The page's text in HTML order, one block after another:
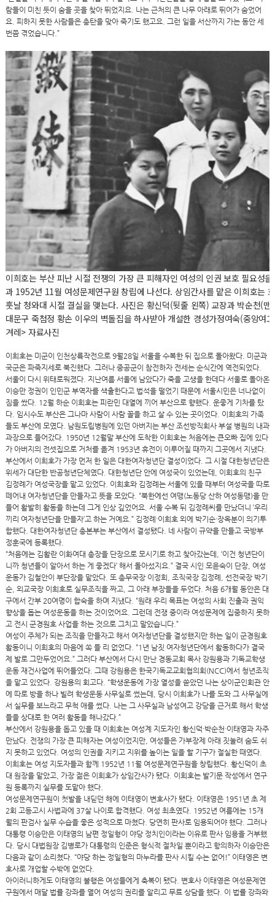
람들이 미친 듯이 숨을 곳을 찾아 뛰었지요. 나는 근처의 큰 나무 아래로 뛰어가 숨었어
요. 피하지 못한 사람들은 총탄을 맞아 죽기도 했고요. 그런 일을 서산까지 가는 동안 세
번쯤 겪었습니다.”
이희호는 부산 피난 시절 전쟁의 가장 큰 피해자인 여성의 인권 보호 필요성을
과 1952년 11월 여성문제연구원 창립에 나선다. 상임간사를 맡은 이희호는
훗날 청와대 시절 결실을 맺는다. 사진은 황신덕(뒷줄 왼쪽) 교장과 박순천(
대문구 죽첨정 황손 이우의 벽돌집을 하사받아 개설한 경성가정여숙(중앙여
겨레> 자료사진
이희호는 미군이 인천상륙작전으로 9월28일 서울을 수복한 뒤 집으로 돌아왔다. 미군과
국군은 파죽지세로 북진했다. 그러나 중공군이 참전하자 전세는 순식간에 역전되었다.
서울이 다시 위태로워졌다. 지난여름 서울에 남았다가 죽을 고생을 한데다 서울로 돌아온
이승만 정권이 인민군 부역자를 색출한다고 법석을 떨었기 때문에 서울시민은 너나없이
짐을 쌌다. 12월 하순 이희호는 피란민 대열에 끼어 부산으로 향했다. 운좋게 기차를 탔
다. 임시수도 부산은 그나마 사람이 사람 꼴을 하고 살 수 있는 곳이었다. 이희호의 가족
들도 부산에 모였다. 남원도립병원에 있던 아버지는 부산 조선방직회사 부설 병원의 내과
과장으로 들어갔다. 1950년 12월말 부산에 도착한 이희호는 처음에는 큰오빠 집에 있다
가 아버지의 전셋집으로 거처를 옮겨 1953년 휴전이 이루어질 때까지 그곳에서 지냈다.
부산에서 이희호가 가장 먼저 한 일은 대한여자청년단 결성이었다. 그 시절 대한청년단은
위세가 대단한 반공청년단체였다. 대한청년단 안에 여성국이 있었는데, 이희호의 친구
김정례가 여성국장을 맡고 있었다. 이희호와 김정례는 서울에 있을 때부터 여성국을 따로
떼어내 여자청년단을 만들자고 뜻을 모았다. “북한에선 여맹(노동당 산하 여성동맹)을 만
들어 활발히 활동을 하는데 그게 인상 깊었어요. 서울 수복 뒤 김정례씨를 만났더니 ‘우리
끼리 여자청년단을 만들자’고 하는 거예요.” 김정례·이희호 외에 박기순·장옥분이 의기투
합했다. 대한여자청년단 총본부는 부산에서 결성됐다. 네 사람이 규약을 만들고 국방부
정훈국에 등록했다.
“처음에는 김활란 이화여대 총장을 단장으로 모시기로 하고 찾아갔는데, ‘이건 청년단이
니까 청년들이 알아서 하는 게 좋겠다’ 해서 돌아섰지요.” 결국 시인 모윤숙이 단장, 여성
운동가 김철안이 부단장을 맡았다. 또 총무국장 이정희, 조직국장 김정례, 선전국장 박기
순, 외교국장 이희호로 실무조직을 짜고, 그 아래 부장들을 두었다. 처음 6개월 동안은 대
구에서 간부 20여명이 합숙을 하며 지냈다. “원래 우리 목표는 여성의 사회 진출과 권익
향상을 돕는 여성운동을 하는 것이었어요. 그런데 전쟁 중이라 여성문제에 집중하지 못하
고 전시 군경원호 사업을 하는 것으로 그치고 말았습니다.”
여성이 주체가 되는 조직을 만들자고 해서 여자청년단을 결성했지만 하는 일이 군경원호
활동이니 이희호의 마음에 쏙 들 리 없었다. “1년 남짓 여자청년단에서 활동하다가 결국
제 발로 그만두었어요.” 그러다 부산에서 다시 만난 경동교회 목사 강원용과 기독교학생
운동 재건사업에 뛰어들었다. 그때 강원용은 한국기독교교회협의회(NCC)에서 청년조직
을 맡고 있었다. 강원용의 회고다. “학생운동에 가장 열성을 쏟았던 나는 상이군인회관 안
에 따로 방을 하나 빌려 학생운동 사무실로 썼는데, 당시 이희호가 나를 도와 그 사무실에
서 실무를 보느라고 무척 애를 썼다. 나는 그 사무실과 남성여고 강당을 근거로 해서 학생
들을 상대로 한 여러 활동을 해나갔다.”
부산에서 강원용을 돕고 있을 때 이희호는 여성계 지도자인 황신덕·박순천·이태영과 자주
만났다. 전쟁의 가장 큰 피해자는 여성이었지만, 여성들은 가부장제 아래 짓눌려 숨도 쉬
지 못하고 있었다. 여성의 인권을 지키고 지위를 높이는 일을 할 기구가 절실한 때였다.
이희호는 여성 지도자들과 함께 1952년 11월 여성문제연구원을 창립했다. 황신덕이 초
대 원장을 맡았고, 가장 젊은 이희호가 상임간사가 됐다. 이희호는 발기문 작성에서 연구
원 등록까지 실무를 도맡아 했다.
여성문제연구원이 첫발을 내딛던 해에 이태영이 변호사가 됐다. 이태영은 1951년 초 제
2회 고등고시 사법과에 37살 나이로 합격했다. 여성 최초였다. 1952년 여름에는 15개
월의 판검사 실무 수습을 좋은 성적으로 마쳤다. 당연히 판사로 임용되어야 했다. 그러나
대통령 이승만은 이태영의 남편 정일형이 야당 정치인이라는 이유로 판사 임용을 거부했
다. 당시 대법원장 김병로가 대통령의 인준은 형식적 절차일 뿐이라고 항의하자 이승만은
다음과 같이 소리쳤다. “야당 하는 정일형의 마누라를 판사 시킬 수는 없어!” 이태영은 변
호사로 개업할 수밖에 없었다.
아이러니하게도 이태영의 불행은 여성들에게 축복이 됐다. 변호사 이태영은 여성문제연
구원에서 매달 법률 강좌를 열어 여성의 권리를 알리고 무료 상담을 했다. 이 법률 강좌와